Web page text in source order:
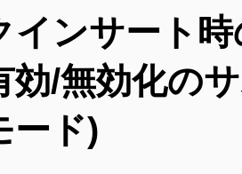
インサート
効/無効化の
ード)